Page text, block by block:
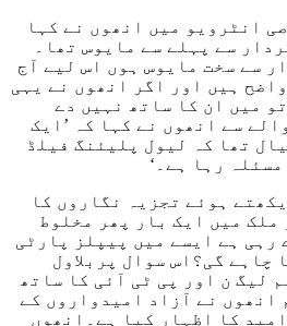
انٹرویو میں انھوں نے کہا
سے پہلے سے مایوس تھا۔
سے سخت مایوس ہوں اس لیے آج
ہیں اور اگر انھوں نے یہی
میں ان کا ساتھ نہیں دے
سے انھوں نے کہا کہ ’ایک
تھا کہ لیول پلیئنگ فیلڈ
رہا ہے۔‘
ہوئے تجزیہ نگاروں کا
ملک میں ایک بار پھر مخلوط
رہی ہے ایسے میں پیپلز پارٹی
چاہے گی؟اس سوال پربلاول
لیگ ن اور پی ٹی آئی کا ساتھ
انھوں نے آزاد امیدواروں کے
کا اظہار کیا ہے۔انھوں